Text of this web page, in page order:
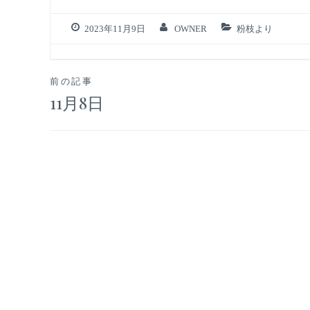
2023年11月9日 OWNER 粉枝より
投
前の記事
11月8日